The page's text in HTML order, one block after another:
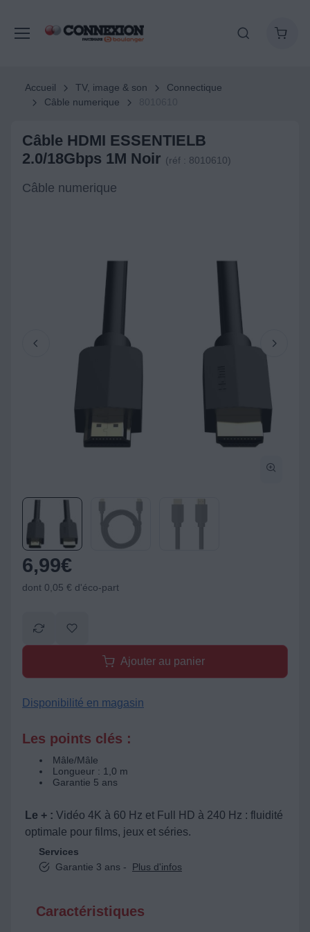
Accueil TV, image & son
Connectique
Câble numerique
Câble HDMI ESSENTIELB
2.0/18Gbps 1M Noir (réf : 8010610)
Câble numerique
6,99€
dont 0,05 € d'éco-part
Ajouter au panier
Disponibilité en magasin
Les points clés :
Mâle/Mâle
Longueur : 1,0 m
Garantie 5 ans
Le + : Vidéo 4K à 60 Hz et Full HD à 240 Hz : fluidité
optimale pour films, jeux et séries.
Services
Garantie 3 ans -
Plus d'infos
Caractéristiques